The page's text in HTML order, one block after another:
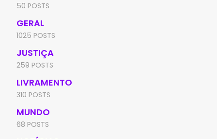
50 POSTS
GERAL
1025 POSTS
JUSTIÇA
259 POSTS
LIVRAMENTO
310 POSTS
MUNDO
68 POSTS